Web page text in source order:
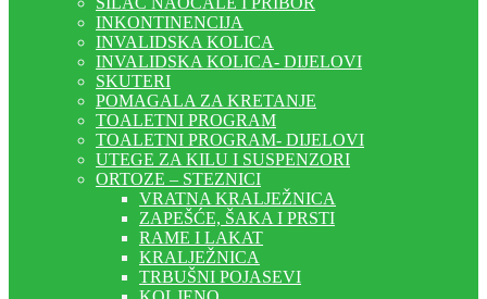
INKONTINENCIJA
INVALIDSKA KOLICA
INVALIDSKA KOLICA- DIJELOVI
SKUTERI
POMAGALA ZA KRETANJE
TOALETNI PROGRAM
TOALETNI PROGRAM- DIJELOVI
UTEGE ZA KILU I SUSPENZORI
ORTOZE – STEZNICI
VRATNA KRALJEŽNICA
ZAPEŠĆE, ŠAKA I PRSTI
RAME I LAKAT
KRALJEŽNICA
TRBUŠNI POJASEVI